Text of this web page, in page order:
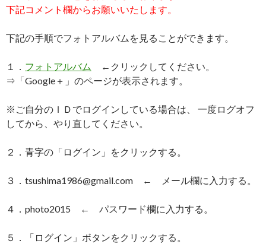
下記コメント欄からお願いいたします。
下記の手順でフォトアルバムを見ることができます。
１． フォトアルバム
←クリックしてください。
⇒「Google＋」のページが表示されます。
※ご自分のＩＤでログインしている場合は、 一度ログオフ
してから、やり直してください。
２．青字の「ログイン」をクリックする。
３．tsushima1986@gmail.com ← メール欄に入力する。
４．photo2015 ← パスワード欄に入力する。
５．「ログイン」ボタンをクリックする。